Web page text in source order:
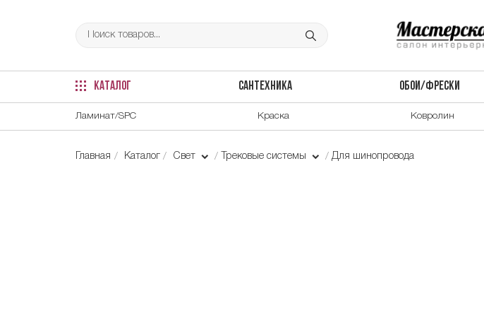
КАТАЛОГ САНТЕХНИКА ОБОИ/ФРЕСКИ
Ламинат/SPC Краска Ковролин
Главная Каталог Свет Трековые системы Для шинопровода